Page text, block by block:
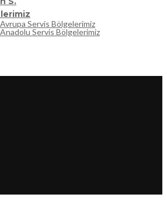
Servis Bölgelerimiz
Servis Bölgelerimiz